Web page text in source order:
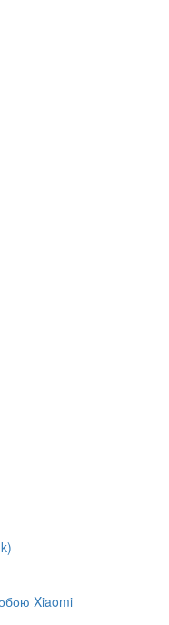
Xiaomi